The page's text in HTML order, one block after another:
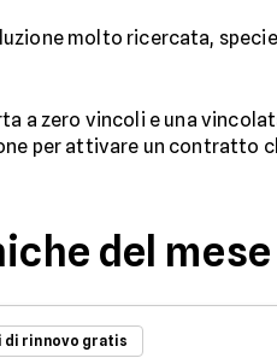
molto ricercata,
a zero vincoli e una
per attivare un contratto
del
di rinnovo gratis